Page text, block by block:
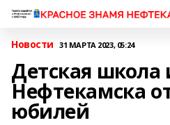
Новости 31 МАРТА 2023, 05:24
Детская школа
Нефтекамска
юбилей